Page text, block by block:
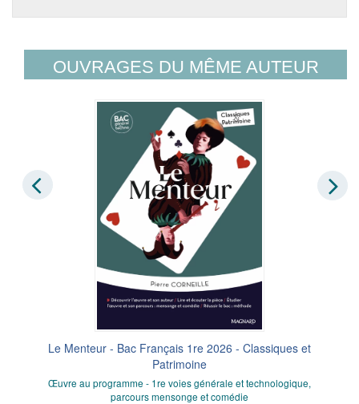
OUVRAGES DU MÊME AUTEUR
Le Menteur - Bac Français 1re 2026 - Classiques et
Patrimoine
Œuvre au programme - 1re voies générale et technologique,
parcours mensonge et comédie